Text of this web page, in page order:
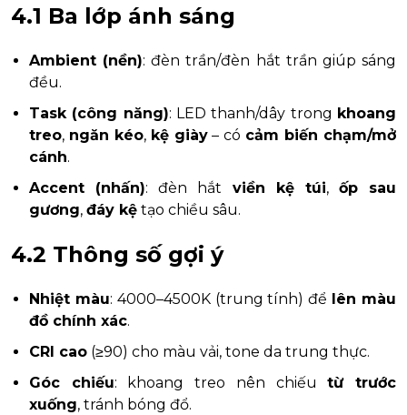
4.1 Ba lớp ánh sáng
Ambient (nền): đèn trần/đèn hắt trần giúp sáng
đều.
Task (công năng): LED thanh/dây trong khoang
treo, ngăn kéo, kệ giày– có cảm biến chạm/mở
cánh.
Accent (nhấn): đèn hắt viền kệ túi, ốp sau
gương, đáy kệ tạo chiều sâu.
4.2 Thông số gợi ý
Nhiệt màu: 4000–4500K (trung tính) để
lên màu
đồ chính xác.
CRI cao (≥90) cho màu vải, tone da trung thực.
Góc chiếu: khoang treo nên chiếutừ trước
xuống, tránh bóng đổ.